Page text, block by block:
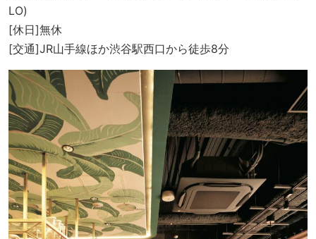
LO)
[休日]無休
[交通]JR山手線ほか渋谷駅西口から徒歩8分